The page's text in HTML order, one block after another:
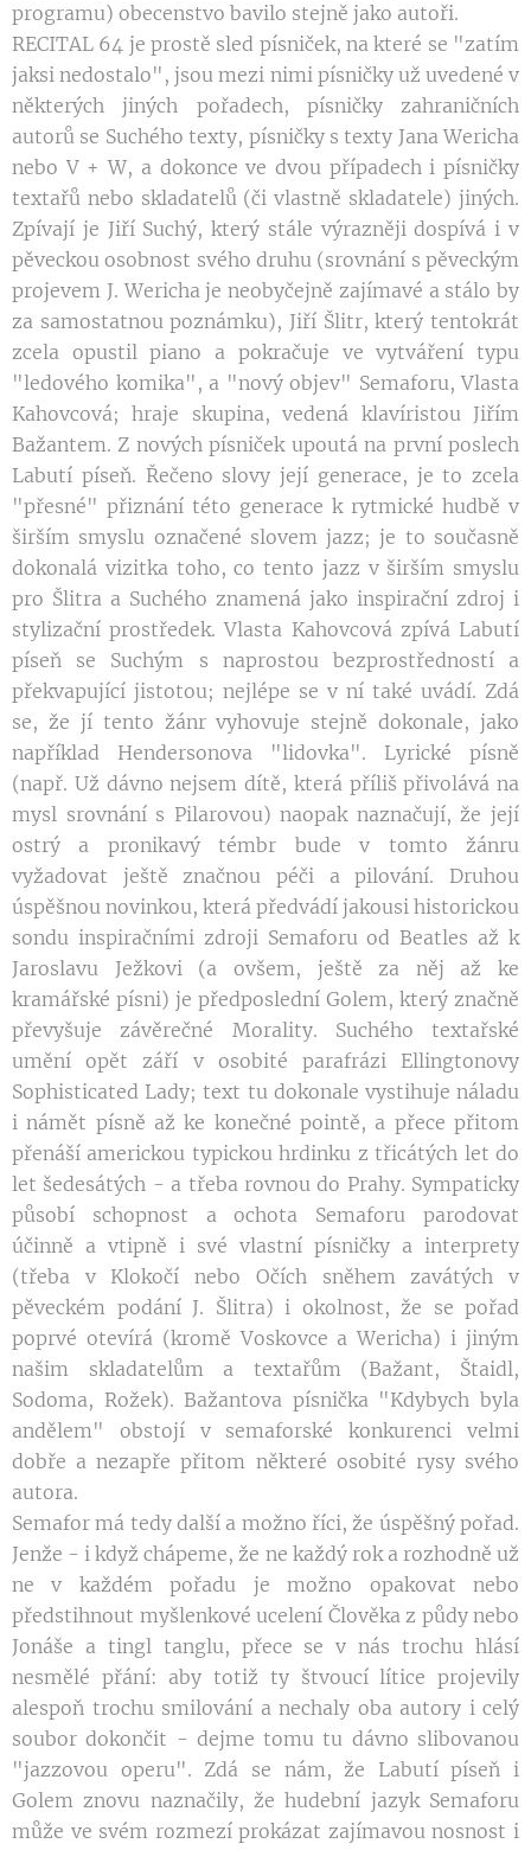
programu) obecenstvo bavilo stejně jako autoři.
RECITAL 64 je prostě sled písniček, na které se "zatím
jaksi nedostalo", jsou mezi nimi písničky už uvedené v
některých jiných pořadech, písničky zahraničních
autorů se Suchého texty, písničky s texty Jana Wericha
nebo V + W, a dokonce ve dvou případech i písničky
textařů nebo skladatelů (či vlastně skladatele) jiných.
Zpívají je Jiří Suchý, který stále výrazněji dospívá i v
pěveckou osobnost svého druhu (srovnání s pěveckým
projevem J. Wericha je neobyčejně zajímavé a stálo by
za samostatnou poznámku), Jiří Šlitr, který tentokrát
zcela opustil piano a pokračuje ve vytváření typu
"ledového komika", a "nový objev" Semaforu, Vlasta
Kahovcová; hraje skupina, vedená klavíristou Jiřím
Bažantem. Z nových písniček upoutá na první poslech
Labutí píseň. Řečeno slovy její generace, je to zcela
"přesné" přiznání této generace k rytmické hudbě v
širším smyslu označené slovem jazz; je to současně
dokonalá vizitka toho, co tento jazz v širším smyslu
pro Šlitra a Suchého znamená jako inspirační zdroj i
stylizační prostředek. Vlasta Kahovcová zpívá Labutí
píseň se Suchým s naprostou bezprostředností a
překvapující jistotou; nejlépe se v ní také uvádí. Zdá
se, že jí tento žánr vyhovuje stejně dokonale, jako
například Hendersonova "lidovka". Lyrické písně
(např. Už dávno nejsem dítě, která příliš přivolává na
mysl srovnání s Pilarovou) naopak naznačují, že její
ostrý a pronikavý témbr bude v tomto žánru
vyžadovat ještě značnou péči a pilování. Druhou
úspěšnou novinkou, která předvádí jakousi historickou
sondu inspiračními zdroji Semaforu od Beatles až k
Jaroslavu Ježkovi (a ovšem, ještě za něj až ke
kramářské písni) je předposlední Golem, který značně
převyšuje závěrečné Morality. Suchého textařské
umění opět září v osobité parafrázi Ellingtonovy
Sophisticated Lady; text tu dokonale vystihuje náladu
i námět písně až ke konečné pointě, a přece přitom
přenáší americkou typickou hrdinku z třicátých let do
let šedesátých - a třeba rovnou do Prahy. Sympaticky
působí schopnost a ochota Semaforu parodovat
účinně a vtipně i své vlastní písničky a interprety
(třeba v Klokočí nebo Očích sněhem zavátých v
pěveckém podání J. Šlitra) i okolnost, že se pořad
poprvé otevírá (kromě Voskovce a Wericha) i jiným
našim skladatelům a textařům (Bažant, Štaidl,
Sodoma, Rožek). Bažantova písnička "Kdybych byla
andělem" obstojí v semaforské konkurenci velmi
dobře a nezapře přitom některé osobité rysy svého
autora.
Semafor má tedy další a možno říci, že úspěšný pořad.
Jenže - i když chápeme, že ne každý rok a rozhodně už
ne v každém pořadu je možno opakovat nebo
předstihnout myšlenkové ucelení Člověka z půdy nebo
Jonáše a tingl tanglu, přece se v nás trochu hlásí
nesmělé přání: aby totiž ty štvoucí lítice projevily
alespoň trochu smilování a nechaly oba autory i celý
soubor dokončit - dejme tomu tu dávno slibovanou
"jazzovou operu". Zdá se nám, že Labutí píseň i
Golem znovu naznačily, že hudební jazyk Semaforu
může ve svém rozmezí prokázat zajímavou nosnost i